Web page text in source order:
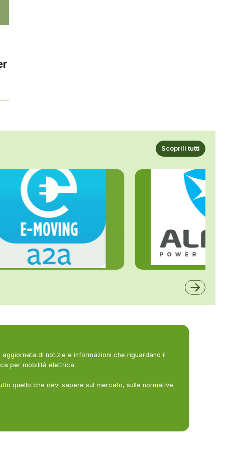
Scoprili tutti
di notizie e informazioni che riguardano il
per mobilità elettrica.
quello che devi sapere sul mercato, sulle normative